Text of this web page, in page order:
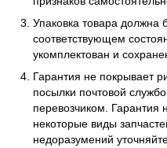
Упаковка товара должна
соответствующем
укомплектован и
Гарантия не покрывает
посылки почтовой
перевозчиком. Гарантия
некоторые виды
недоразумений